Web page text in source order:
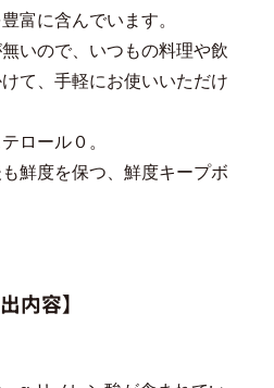
富に含んでいます。
無いので、いつもの料理や飲
て、手軽にお使いいただけ
ロール０。
も鮮度を保つ、鮮度キープボ
内容】